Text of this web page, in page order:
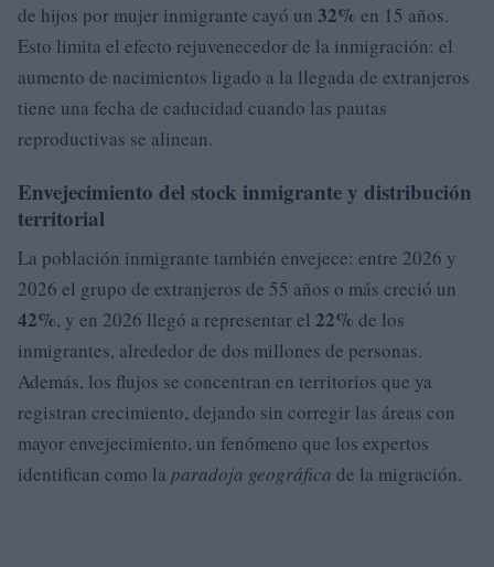
de hijos por mujer inmigrante cayó un 32% en 15 años.
Esto limita el efecto rejuvenecedor de la inmigración: el
aumento de nacimientos ligado a la llegada de extranjeros
tiene una fecha de caducidad cuando las pautas
reproductivas se alinean.
Envejecimiento del stock inmigrante y distribución
territorial
La población inmigrante también envejece: entre 2026 y
2026 el grupo de extranjeros de 55 años o más creció un
42%, y en 2026 llegó a representar el 22% de los
inmigrantes, alrededor de dos millones de personas.
Además, los flujos se concentran en territorios que ya
registran crecimiento, dejando sin corregir las áreas con
mayor envejecimiento, un fenómeno que los expertos
identifican como la paradoja geográfica de la migración.